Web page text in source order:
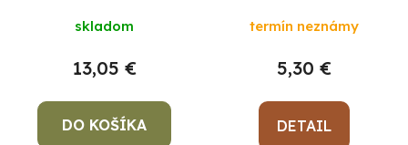
skladom
13,05 €
DO KOŠÍKA
termín neznámy
5,30 €
DETAIL